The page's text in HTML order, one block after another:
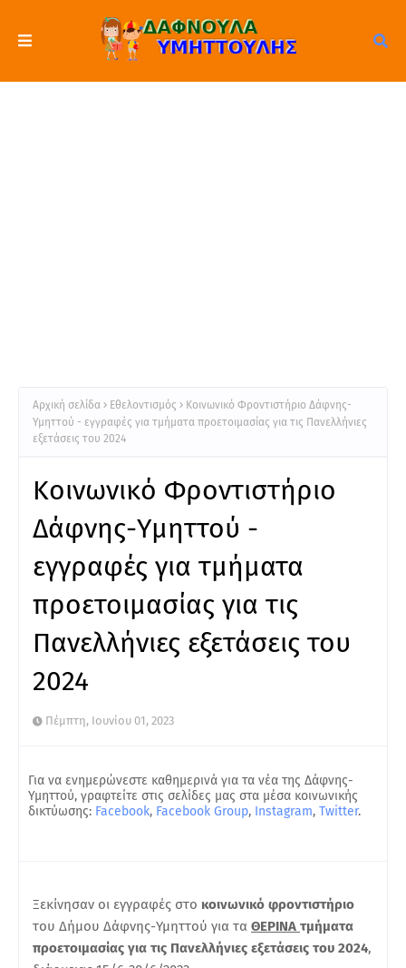
Αρχική σελίδα Εθελοντισμός
Κοινωνικό Φροντιστήριο Δάφνης-
Υμηττού - εγγραφές για τμήματα προετοιμασίας για τις Πανελλήνιες
εξετάσεις του 2024
Κοινωνικό Φροντιστήριο
Δάφνης-Υμηττού -
εγγραφές για τμήματα
προετοιμασίας για τις
Πανελλήνιες εξετάσεις του
2024
Πέμπτη, Ιουνίου 01, 2023
Για να ενημερώνεστε καθημερινά για τα νέα της Δάφνης-
Υμηττού, γραφτείτε στις σελίδες μας στα μέσα κοινωνικής
δικτύωσης: Facebook, Facebook Group, Instagram, Twitter.
Ξεκίνησαν οι εγγραφές στο κοινωνικό φροντιστήριο
του Δήμου Δάφνης-Υμηττού για τα ΘΕΡΙΝΑ τμήματα
προετοιμασίας για τις Πανελλήνιες εξετάσεις του 2024,